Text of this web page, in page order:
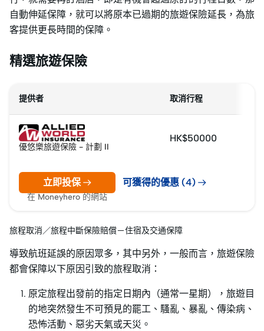
自動伸延保障，就可以將原本已過期的旅遊保險延長，為旅
客提供更長時間的保障。
精選旅遊保險
提供者 取消行程
優悠樂旅遊保險 - 計劃 II
HK$50000
可獲得的優惠 (4)
立即投保
在 Moneyhero 的網站
旅程取消／旅程中斷保險賠償－住宿及交通保障
導致航班延誤的原因眾多，其中另外，一般而言，旅遊保險
都會保障以下原因引致的旅程取消：
原定旅程出發前的指定日期內（通常一星期），旅遊目
的地突然發生不可預見的罷工、騷亂、暴亂、傳染病、
恐怖活動、惡劣天氣或天災。